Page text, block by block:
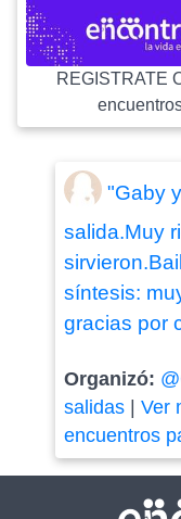
REGISTRATE
"Gaby
salida.Muy
síntesis:
gracias por
Organizó:
salidas| Ver
encuentros